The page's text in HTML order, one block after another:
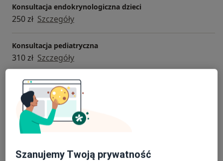
Konsultacja endokrynologiczna dzieci
250 zł Szczegóły
Konsultacja pediatryczna
310 zł Szczegóły
Konsultacja endokrynologiczna dzieci + USG tarczycy
300 zł Szczegóły
Konsultacja online
Szczegóły
Szanujemy Twoją prywatność